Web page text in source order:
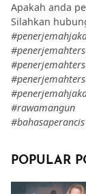
Apakah anda
Silahkan
#rawamangun
#bahasaperancis
POPULAR